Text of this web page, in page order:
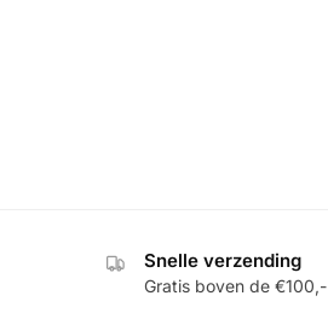
Snelle verzending
Gratis boven de €100,-